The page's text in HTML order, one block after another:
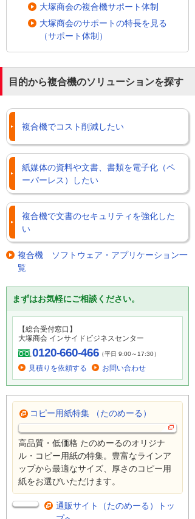
大塚商会の複合機サポート体制
大塚商会のサポートの特長を見る
（サポート体制）
目的から複合機のソリューションを探す
複合機でコスト削減したい
紙媒体の資料や文書、書類を電子化（ペ
ーパーレス）したい
複合機で文書のセキュリティを強化した
い
複合機 ソフトウェア・アプリケーション一
覧
まずはお気軽にご相談ください。
【総合受付窓口】
大塚商会 インサイドビジネスセンター
0120-660-466（平日 9:00～17:30）
見積りを依頼する お問い合わせ
コピー用紙特集 （たのめーる）
高品質・低価格 たのめーるのオリジナ
ル・コピー用紙の特集。豊富なラインア
ップから最適なサイズ、厚さのコピー用
紙をお選びいただけます。
通販サイト（たのめーる）トッ